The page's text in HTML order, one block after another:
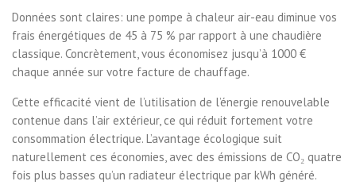
Données sont claires: une pompe à chaleur air-eau diminue vos
frais énergétiques de 45 à 75 % par rapport à une chaudière
classique. Concrètement, vous économisez jusqu’à 1000 €
chaque année sur votre facture de chauffage.
Cette efficacité vient de l’utilisation de l’énergie renouvelable
contenue dans l’air extérieur, ce qui réduit fortement votre
consommation électrique. L’avantage écologique suit
naturellement ces économies, avec des émissions de CO₂ quatre
fois plus basses qu’un radiateur électrique par kWh généré.